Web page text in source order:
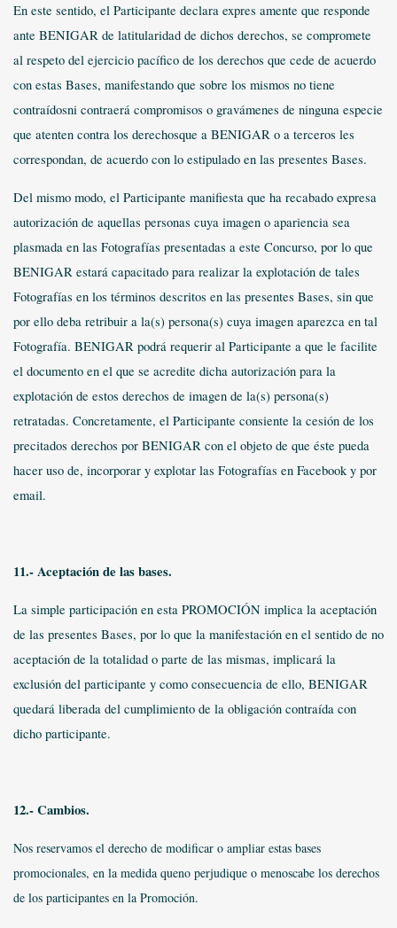
En este sentido, el Participante declara expres amente que responde
ante BENIGAR de latitularidad de dichos derechos, se compromete
al respeto del ejercicio pacífico de los derechos que cede de acuerdo
con estas Bases, manifestando que sobre los mismos no tiene
contraídosni contraerá compromisos o gravámenes de ninguna especie
que atenten contra los derechosque a BENIGAR o a terceros les
correspondan, de acuerdo con lo estipulado en las presentes Bases.
Del mismo modo, el Participante manifiesta que ha recabado expresa
autorización de aquellas personas cuya imagen o apariencia sea
plasmada en las Fotografías presentadas a este Concurso, por lo que
BENIGAR estará capacitado para realizar la explotación de tales
Fotografías en los términos descritos en las presentes Bases, sin que
por ello deba retribuir a la(s) persona(s) cuya imagen aparezca en tal
Fotografía. BENIGAR podrá requerir al Participante a que le facilite
el documento en el que se acredite dicha autorización para la
explotación de estos derechos de imagen de la(s) persona(s)
retratadas. Concretamente, el Participante consiente la cesión de los
precitados derechos por BENIGAR con el objeto de que éste pueda
hacer uso de, incorporar y explotar las Fotografías en Facebook y por
email.
11.- Aceptación de las bases.
La simple participación en esta PROMOCIÓN implica la aceptación
de las presentes Bases, por lo que la manifestación en el sentido de no
aceptación de la totalidad o parte de las mismas, implicará la
exclusión del participante y como consecuencia de ello, BENIGAR
quedará liberada del cumplimiento de la obligación contraída con
dicho participante.
12.- Cambios.
Nos reservamos el derecho de modificar o ampliar estas bases
promocionales, en la medida queno perjudique o menoscabe los derechos
de los participantes en la Promoción.